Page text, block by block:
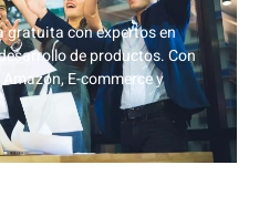
gratuita con expertos en
de productos. Con
E-commerce y